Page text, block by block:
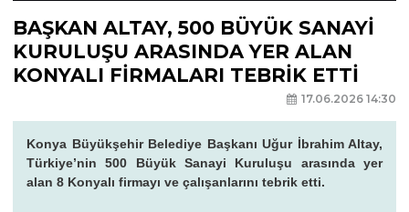
BAŞKAN ALTAY, 500 BÜYÜK SANAYİ
KURULUŞU ARASINDA YER ALAN
KONYALI FİRMALARI TEBRİK ETTİ
17.06.2026 14:30
Konya Büyükşehir Belediye Başkanı Uğur İbrahim Altay,
Türkiye’nin 500 Büyük Sanayi Kuruluşu arasında yer
alan 8 Konyalı firmayı ve çalışanlarını tebrik etti.